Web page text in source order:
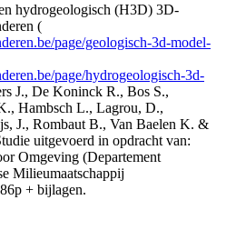
hydrogeologisch (H3D) 3D-
(
page/geologisch-3d-model-
page/hydrogeologisch-3d-
J., De Koninck R., Bos S.,
Hambsch L., Lagrou, D.,
J., Rombaut B., Van Baelen K. &
uitgevoerd in opdracht van:
Omgeving (Departement
Milieumaatschappij
+ bijlagen.